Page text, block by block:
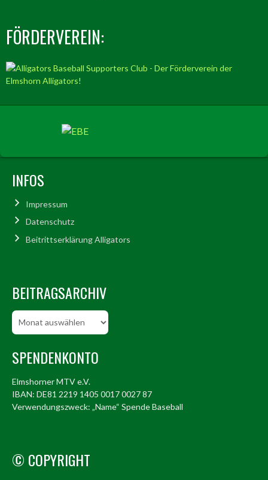
FÖRDERVEREIN:
INFOS
Impressum
Datenschutz
Beitrittserklärung Alligators
BEITRAGSARCHIV
Beitragsarchiv
SPENDENKONTO
Elmshorner MTV e.V.
IBAN: DE81 2219 1405 0017 0027 87
Verwendungszweck: „Name“ Spende Baseball
© COPYRIGHT